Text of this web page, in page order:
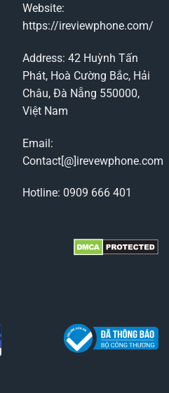
Website:
https://ireviewphone.com/
Address: 42 Huỳnh Tấn
Phát, Hoà Cường Bắc, Hải
Châu, Đà Nẵng 550000,
Việt Nam
Email:
Contact[@]irevewphone.com
Hotline: 0909 666 401